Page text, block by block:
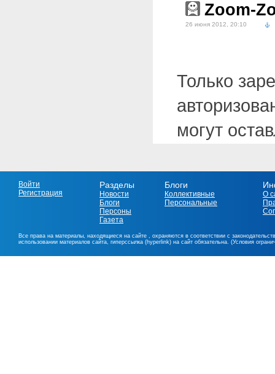
Zoom-
26 июня 2012, 20:10
Только
могут
Войти
Регистрация
Разделы
Новости
Блоги
Персоны
Газета
Блоги
Коллективные
Персональные
О
Все права на материалы, находящиеся на сайте , охраняются в соответствии с
использовании материалов сайта, гиперссылка (hyperlink) на сайт обязательна. (Условия